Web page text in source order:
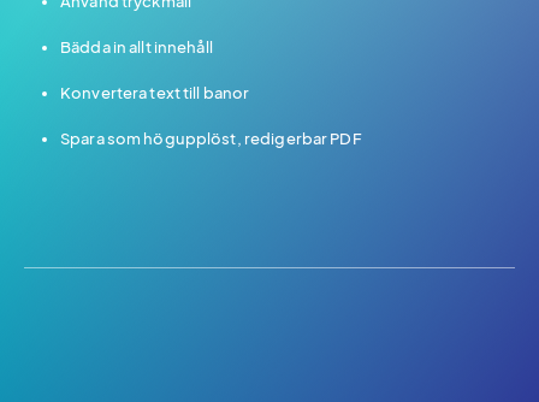
Bädda in allt innehåll
Konvertera text till banor
Spara som högupplöst, redigerbar PDF